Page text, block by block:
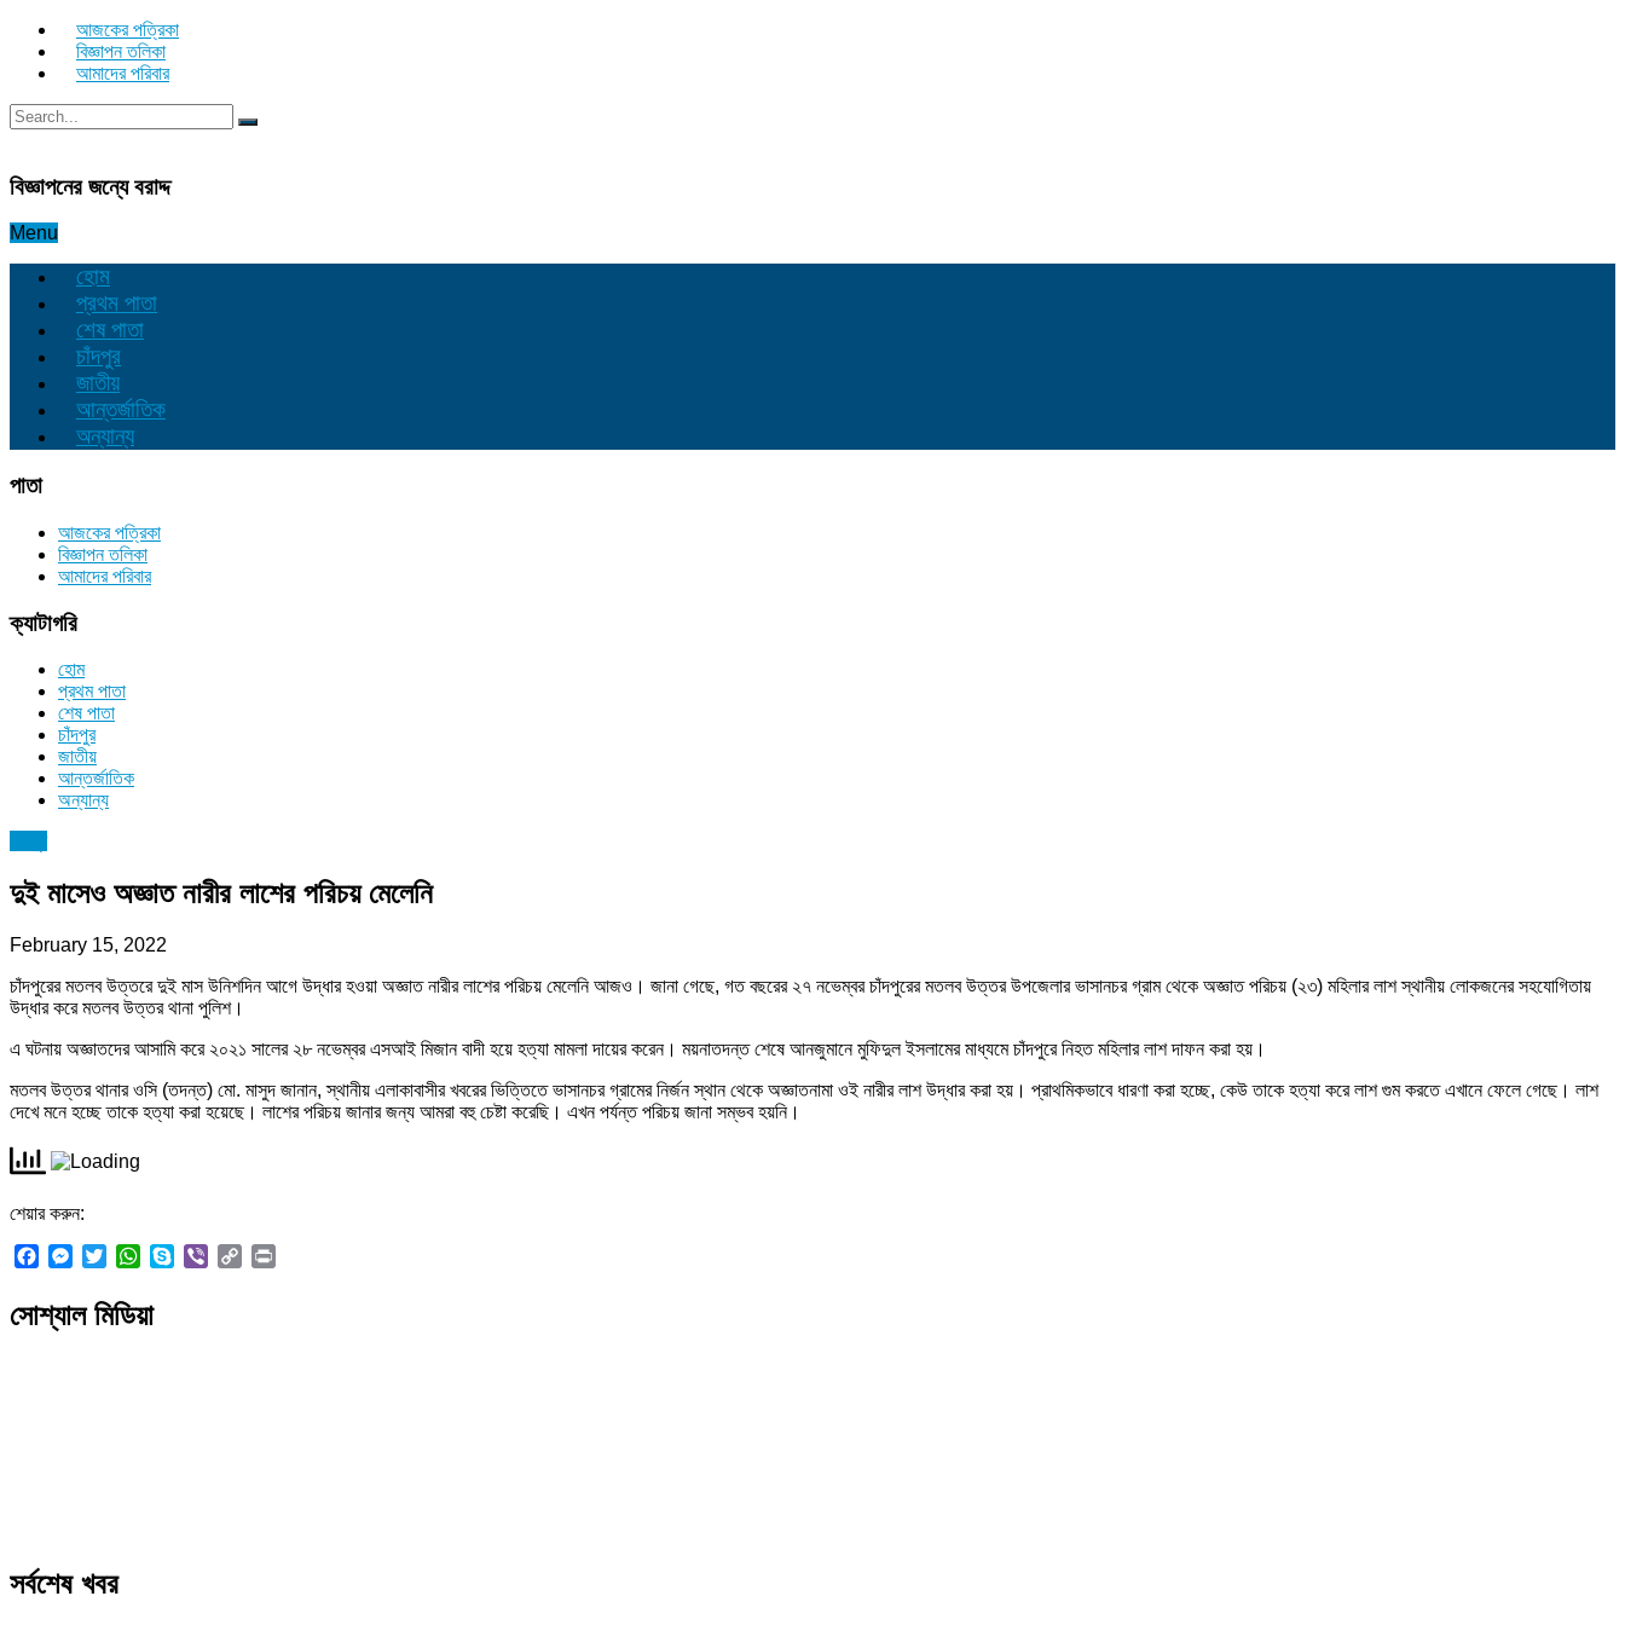
আজকের পত্রিকা
বিজ্ঞাপন তলিকা
আমাদের পরিবার
বিজ্ঞাপনের জন্যে বরাদ্দ
Menu
হোম
প্রথম পাতা
শেষ পাতা
চাঁদপুর
জাতীয়
আন্তর্জাতিক
অন্যান্য
পাতা
আজকের পত্রিকা
বিজ্ঞাপন তলিকা
আমাদের পরিবার
ক্যাটাগরি
হোম
প্রথম পাতা
শেষ পাতা
চাঁদপুর
জাতীয়
আন্তর্জাতিক
অন্যান্য
দুই মাসেও অজ্ঞাত নারীর লাশের পরিচয় মেলেনি
February 15, 2022
চাঁদপুরের মতলব উত্তরে দুই মাস উনিশদিন আগে উদ্ধার হওয়া অজ্ঞাত নারীর লাশের পরিচয় মেলেনি আজও। জানা গেছে, গত বছরের ২৭ নভেম্বর চাঁদপুরের মতলব উত্তর উপজেলার ভাসানচর গ্রাম থেকে অজ্ঞাত পরিচয় (২৩) মহিলার লাশ স্থানীয় লোকজনের সহযোগিতায়
উদ্ধার করে মতলব উত্তর থানা পুলিশ।
এ ঘটনায় অজ্ঞাতদের আসামি করে ২০২১ সালের ২৮ নভেম্বর এসআই মিজান বাদী হয়ে হত্যা মামলা দায়ের করেন। ময়নাতদন্ত শেষে আনজুমানে মুফিদুল ইসলামের মাধ্যমে চাঁদপুরে নিহত মহিলার লাশ দাফন করা হয়।
মতলব উত্তর থানার ওসি (তদন্ত) মো. মাসুদ জানান, স্থানীয় এলাকাবাসীর খবরের ভিত্তিতে ভাসানচর গ্রামের নির্জন স্থান থেকে অজ্ঞাতনামা ওই নারীর লাশ উদ্ধার করা হয়। প্রাথমিকভাবে ধারণা করা হচ্ছে, কেউ তাকে হত্যা করে লাশ গুম করতে এখানে ফেলে গেছে। লাশ
দেখে মনে হচ্ছে তাকে হত্যা করা হয়েছে। লাশের পরিচয় জানার জন্য আমরা বহু চেষ্টা করেছি। এখন পর্যন্ত পরিচয় জানা সম্ভব হয়নি।
শেয়ার করুন:
Facebook
Messenger
TwitterWhatsApp
SkypeViber Copy
সোশ্যাল মিডিয়া
সর্বশেষ খবর